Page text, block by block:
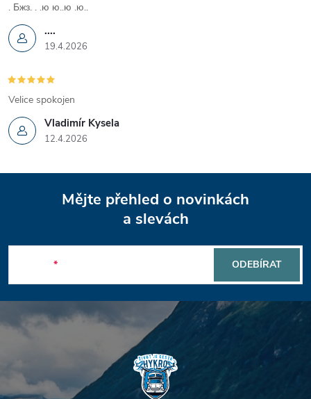
....
19.4.2026
. Бжз. . .ю ю..ю .ю..
Vladimír Kysela
12.4.2026
Velice spokojen
p
a
t
í
Mějte přehled o novinkách
a slevách
ODEBÍRAT